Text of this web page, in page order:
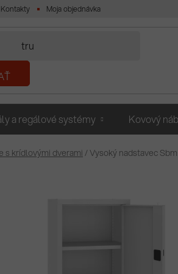
Kontakty Moja objednávka
a regálové systémy Kovový
s krídlovými dverami /Vysoký nadstavec Sbm